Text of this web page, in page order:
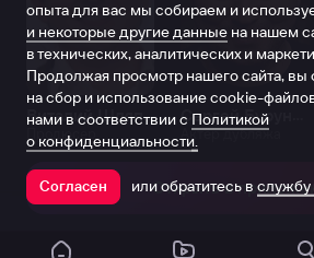
Виталий Шляппо
Продюсер Актёр дубляжа
Открыть в
опыта для вас мы собираем и
и некоторые другие данные на нашем
в технических, аналитических и
Продолжая просмотр нашего сайта, вы
на сбор и использование cookie-
нами в соответствии с Политикой
о конфиденциальности.
Согласен или обратитесь в